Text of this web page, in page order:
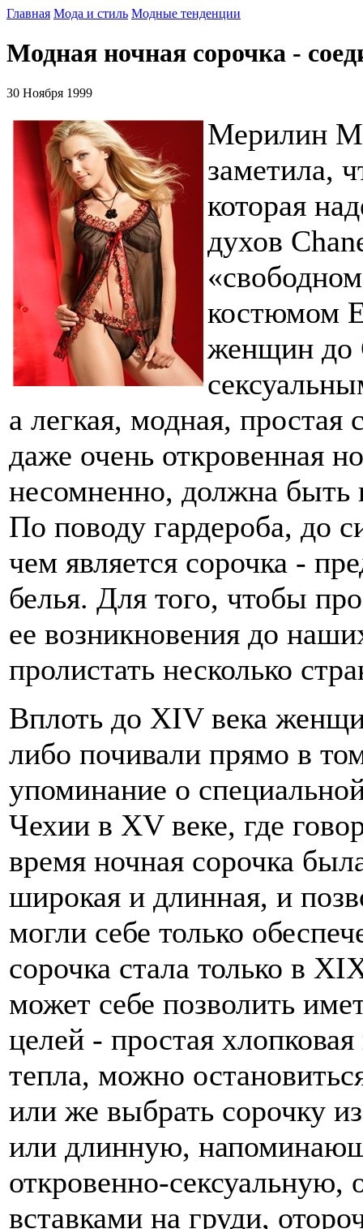
Главная Мода и стиль Модные тенденции
Модная ночная сорочка -
30 Ноября 1999
Мерилин
заметила,
которая
духов
костюмом
женщин до
а легкая, модная, простая
даже очень откровенная
несомненно, должна
По поводу гардероба, до
чем является сорочка -
белья. Для того, чтобы
ее возникновения до
пролистать несколько
Вплоть до XIV века
либо почивали прямо в
упоминание о
Чехии в XV веке, где
время ночная сорочка
широкая и длинная, и
могли себе только
сорочка стала только в
может себе позволить
целей - простая
тепла, можно
или же выбрать сорочку
или длинную,
откровенно-
вставками на груди,